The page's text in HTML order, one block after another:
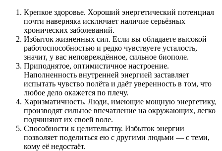
Крепкое здоровье. Хороший энергетический потенциал
почти наверняка исключает наличие серьёзных
хронических заболеваний.
Избыток жизненных сил. Если вы обладаете высокой
работоспособностью и редко чувствуете усталость,
значит, у вас неповреждённое, сильное биополе.
Приподнятое, оптимистичное настроение.
Наполненность внутренней энергией заставляет
испытать чувство полёта и даёт уверенность в том, что
любое дело окажется по плечу.
Харизматичность. Люди, имеющие мощную энергетику,
производят сильное впечатление на окружающих, легко
подчиняют их своей воле.
Способности к целительству. Избыток энергии
позволяет поделиться ею с другими людьми — с теми,
кому её недостаёт.